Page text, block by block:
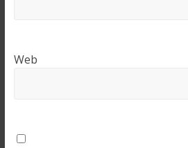
Web